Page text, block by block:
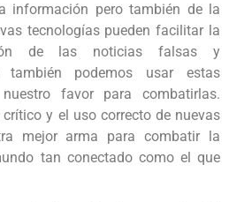
información pero también de la
tecnologías pueden facilitar la
de las noticias falsas y
también podemos usar estas
favor para combatirlas.
y el uso correcto de nuevas
mejor arma para combatir la
tan conectado como el que